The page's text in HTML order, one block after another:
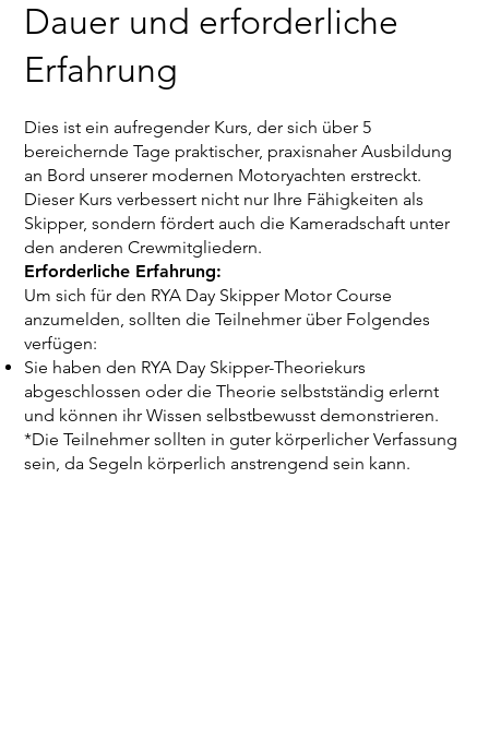
Dauer und erforderliche
Erfahrung
Dies ist ein aufregender Kurs, der sich über 5
bereichernde Tage praktischer, praxisnaher Ausbildung
an Bord unserer modernen Motoryachten erstreckt.
Dieser Kurs verbessert nicht nur Ihre Fähigkeiten als
Skipper, sondern fördert auch die Kameradschaft unter
den anderen Crewmitgliedern.
Erforderliche Erfahrung:
Um sich für den RYA Day Skipper Motor Course
anzumelden, sollten die Teilnehmer über Folgendes
verfügen:
Sie haben den RYA Day Skipper-Theoriekurs
abgeschlossen oder die Theorie selbstständig erlernt
und können ihr Wissen selbstbewusst demonstrieren.
*Die Teilnehmer sollten in guter körperlicher Verfassung
sein, da Segeln körperlich anstrengend sein kann.